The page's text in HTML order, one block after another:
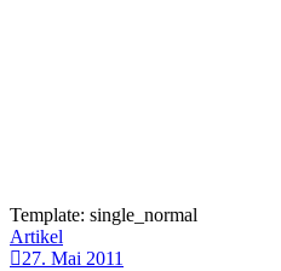
Template: single_normal
Artikel
27. Mai 2011